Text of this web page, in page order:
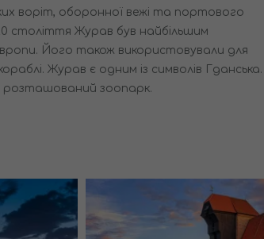
воріт, оборонної вежі та портового
століття Журав був найбільшим
Його також використовували для
Журав є одним із символів
розташований зоопарк.